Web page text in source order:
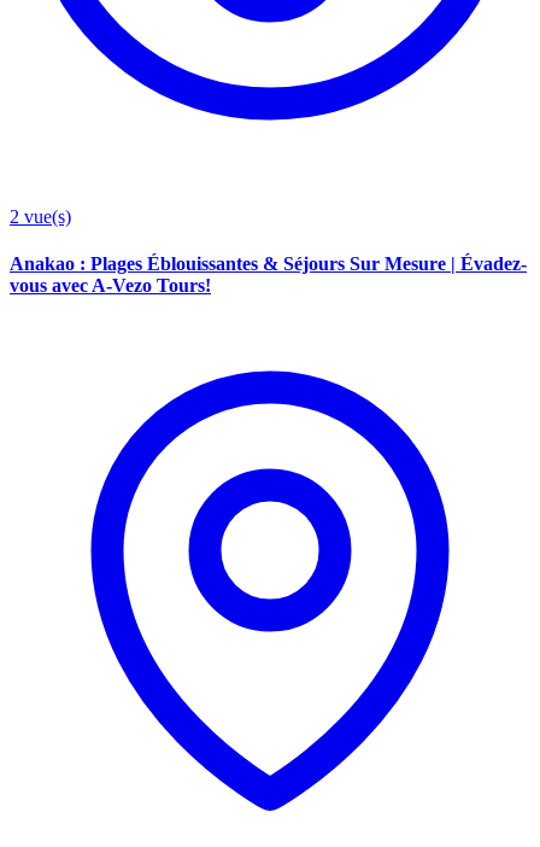
2 vue(s)
Anakao : Plages Éblouissantes & Séjours Sur Mesure | Évadez-
vous avec A-Vezo Tours!